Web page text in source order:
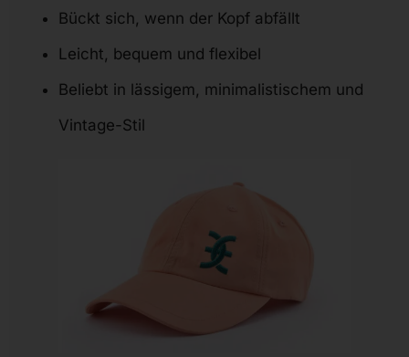
Bückt sich, wenn der Kopf abfällt
Leicht, bequem und flexibel
Beliebt in lässigem, minimalistischem und
Vintage-Stil